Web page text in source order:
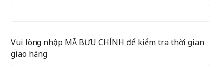
Vui lòng nhập MÃ BƯU CHÍNH để kiểm tra thời gian
giao hàng